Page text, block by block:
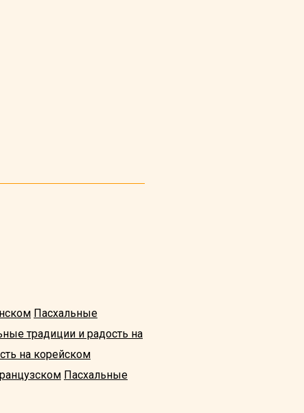
Пасхальные
традиции и радость на
на корейском
Пасхальные